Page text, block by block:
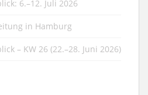
6.–12. Juli 2026
in Hamburg
– KW 26 (22.–28. Juni 2026)